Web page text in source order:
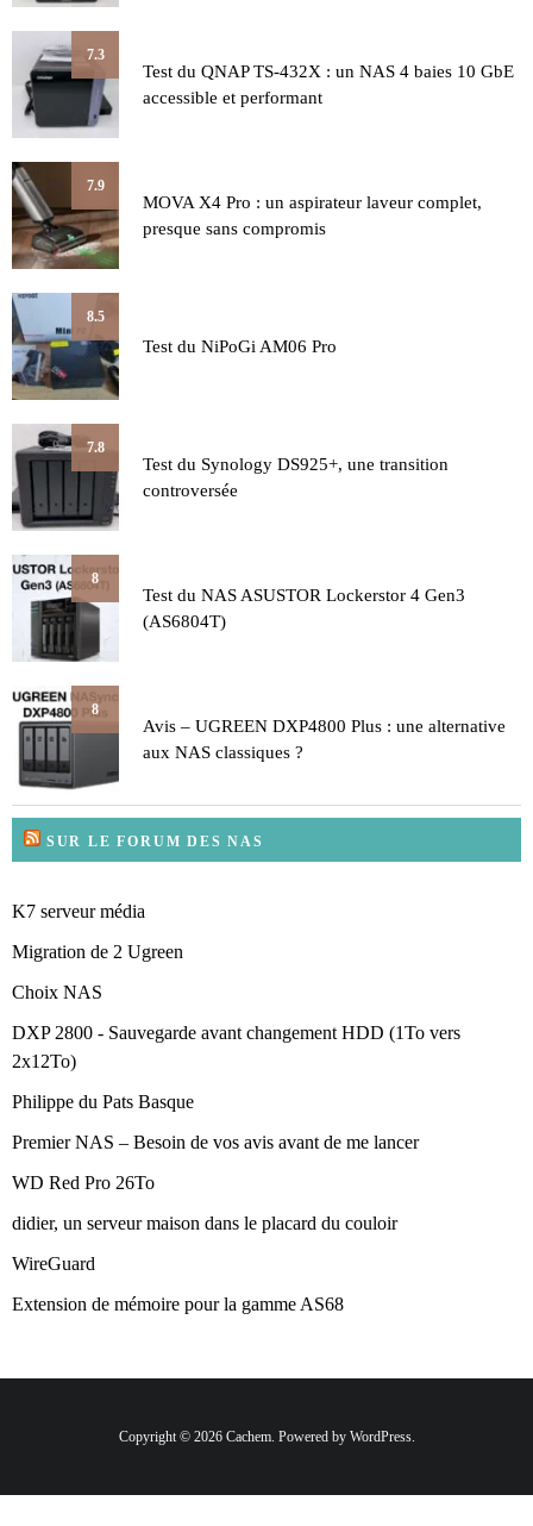
7.3
Test du QNAP TS-432X : un NAS 4 baies 10 GbE
accessible et performant
7.9
MOVA X4 Pro : un aspirateur laveur complet,
presque sans compromis
8.5
Test du NiPoGi AM06 Pro
7.8
Test du Synology DS925+, une transition
controversée
8
Test du NAS ASUSTOR Lockerstor 4 Gen3
(AS6804T)
8
Avis – UGREEN DXP4800 Plus : une alternative
aux NAS classiques ?
SUR LE FORUM DES NAS
K7 serveur média
Migration de 2 Ugreen
Choix NAS
DXP 2800 - Sauvegarde avant changement HDD (1To vers
2x12To)
Philippe du Pats Basque
Premier NAS – Besoin de vos avis avant de me lancer
WD Red Pro 26To
didier, un serveur maison dans le placard du couloir
WireGuard
Extension de mémoire pour la gamme AS68
Copyright © 2026 Cachem. Powered by WordPress.